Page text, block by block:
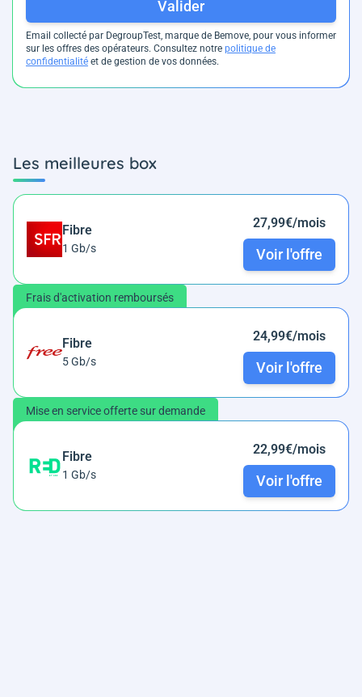
Valider
Email collecté par DegroupTest, marque de Bemove, pour vous informer
sur les offres des opérateurs. Consultez notre politique de
confidentialité et de gestion de vos données.
Les meilleures box
Fibre
1 Gb/s
27,99€/mois
Voir l'offre
Frais d'activation remboursés
Fibre
5 Gb/s
24,99€/mois
Voir l'offre
Mise en service offerte sur demande
Fibre
1 Gb/s
22,99€/mois
Voir l'offre